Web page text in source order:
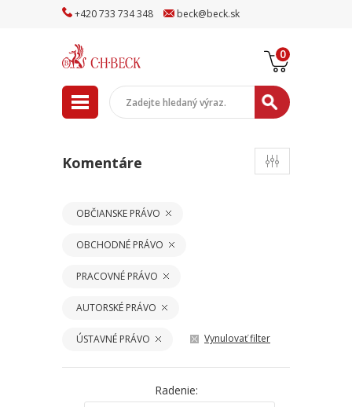
+420733 734348 beck@beck.sk
0
Komentáre
OBČIANSKE PRÁVO
OBCHODNÉ PRÁVO
PRACOVNÉ PRÁVO
AUTORSKÉ PRÁVO
ÚSTAVNÉ PRÁVO Vynulovať filter
Radenie: